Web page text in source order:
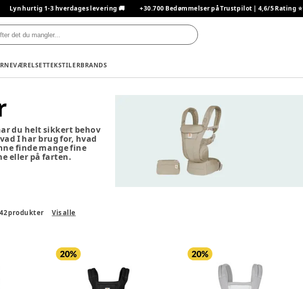
Lyn hurtig 1-3 hverdages levering 🚚 +30.700 Bedømmelser på Trustpilot | 4,6/5 Rating ⭐️
TEKSTILERBRANDS
du helt sikkert behov
I har brug for, hvad
finde mange fine
eller på farten.
produkter Vis alle